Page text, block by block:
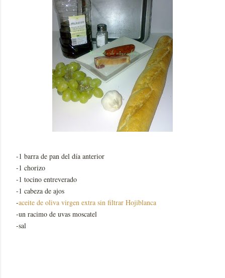
-1 barra de pan del día anterior
-1 chorizo
-1 tocino entreverado
-1 cabeza de ajos
-aceite de oliva virgen extra sin filtrar Hojiblanca
-un racimo de uvas moscatel
-sal